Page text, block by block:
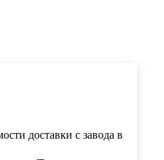
доставки с завода в